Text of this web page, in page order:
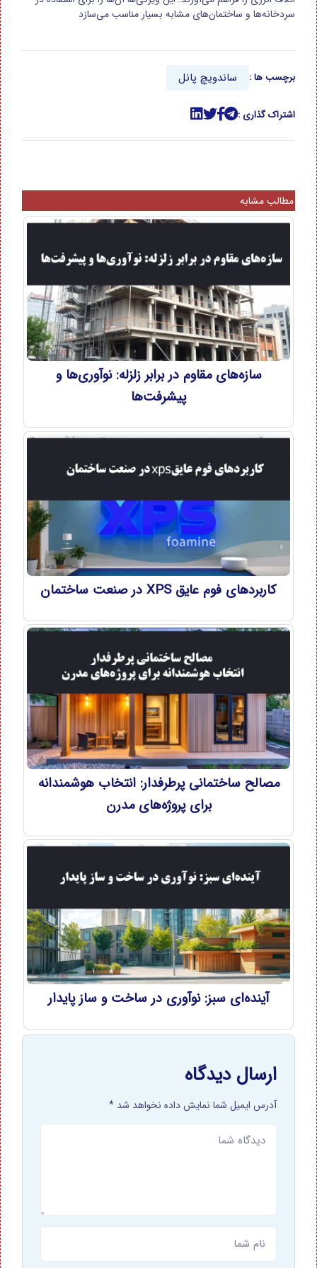
سردخانه‌ها و ساختمان‌های مشابه بسیار مناسب می‌سازد
برچسب ها : ساندویچ پانل
اشتراک گذاری :
مطالب مشابه
سازه‌های مقاوم در برابر زلزله: نوآوری‌ها و
پیشرفت‌ها
کاربردهای فوم عایق XPS در صنعت ساختمان
مصالح ساختمانی پرطرفدار: انتخاب هوشمندانه
برای پروژه‌های مدرن
آینده‌ای سبز: نوآوری در ساخت و ساز پایدار
ارسال دیدگاه
آدرس ایمیل شما نمایش داده نخواهد شد *